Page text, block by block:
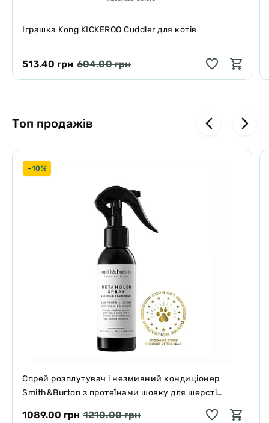
Іграшка Kong KICKEROO Cuddler для котів
513.40 грн 604.00 грн
Топ продажів
-10%
Спрей розплутувач і незмивний кондиціонер
Smith&Burton з протеїнами шовку для шерсті
1089.00 грн 1210.00 грн